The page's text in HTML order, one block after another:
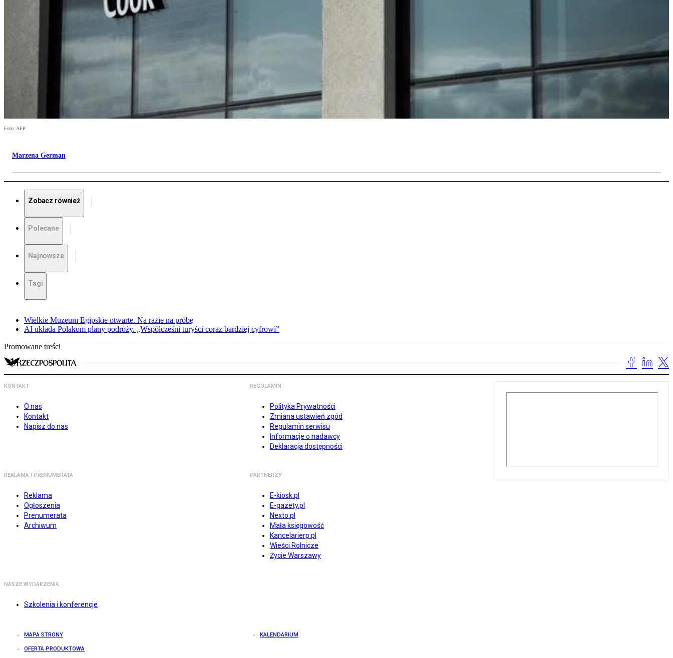
Foto: AFP
Marzena German
Zobacz również
Polecane
Najnowsze
Tagi
Wielkie Muzeum Egipskie otwarte. Na razie na próbę
AI układa Polakom plany podróży. „Współcześni turyści coraz bardziej cyfrowi”
Promowane treści
KONTAKT
O nas
Kontakt
Napisz do nas
REGULAMIN
Polityka Prywatności
Zmiana ustawień zgód
Regulamin serwisu
Informacje o nadawcy
Deklaracja dostępności
REKLAMA I PRENUMERATA
Reklama
Ogłoszenia
Prenumerata
Archiwum
PARTNERZY
E-kiosk.pl
E-gazety.pl
Nexto.pl
Mała księgowość
Kancelarierp.pl
Wieści Rolnicze
Życie Warszawy
NASZE WYDARZENIA
Szkolenia i konferencje
MAPA STRONY KALENDARIUM
OFERTA PRODUKTOWA